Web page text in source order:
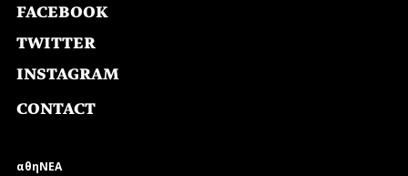
FACEBOOK
TWITTER
INSTAGRAM
CONTACT
αθηΝΕΑ